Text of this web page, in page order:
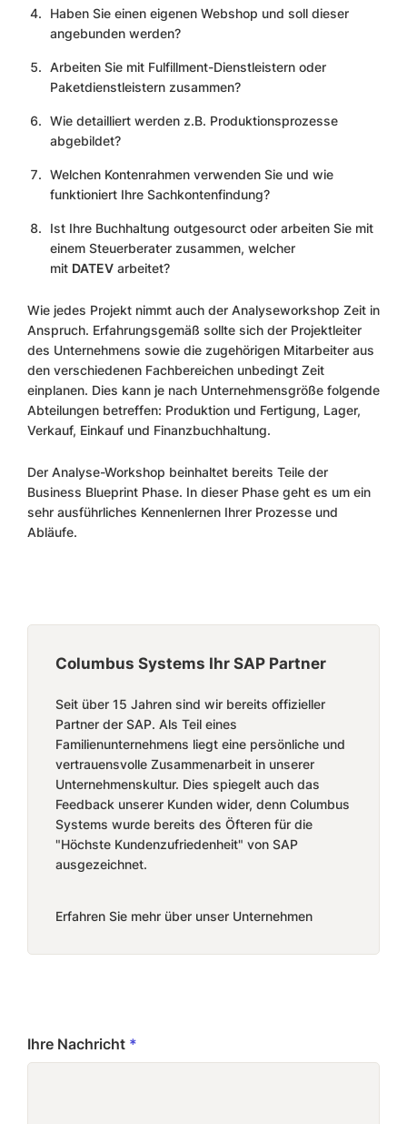
Haben Sie einen eigenen Webshop und soll dieser
angebunden werden?
Arbeiten Sie mit Fulfillment-Dienstleistern oder
Paketdienstleistern zusammen?
Wie detailliert werden z.B. Produktionsprozesse
abgebildet?
Welchen Kontenrahmen verwenden Sie und wie
funktioniert Ihre Sachkontenfindung?
Ist Ihre Buchhaltung outgesourct oder arbeiten Sie mit
einem Steuerberater zusammen, welcher
mit DATEV arbeitet?
Wie jedes Projekt nimmt auch der Analyseworkshop Zeit in
Anspruch. Erfahrungsgemäß sollte sich der Projektleiter
des Unternehmens sowie die zugehörigen Mitarbeiter aus
den verschiedenen Fachbereichen unbedingt Zeit
einplanen. Dies kann je nach Unternehmensgröße folgende
Abteilungen betreffen: Produktion und Fertigung, Lager,
Verkauf, Einkauf und Finanzbuchhaltung.
Der Analyse-Workshop beinhaltet bereits Teile der
Business Blueprint Phase. In dieser Phase geht es um ein
sehr ausführliches Kennenlernen Ihrer Prozesse und
Abläufe.
Columbus Systems Ihr SAP Partner
Seit über 15 Jahren sind wir bereits offizieller
Partner der SAP. Als Teil eines
Familienunternehmens liegt eine persönliche und
vertrauensvolle Zusammenarbeit in unserer
Unternehmenskultur. Dies spiegelt auch das
Feedback unserer Kunden wider, denn Columbus
Systems wurde bereits des Öfteren für die
"Höchste Kundenzufriedenheit" von SAP
ausgezeichnet.
Erfahren Sie mehr über unser Unternehmen
Ihre Nachricht *